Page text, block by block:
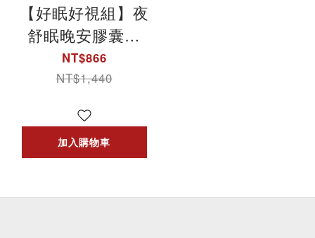
【好眠好視組】夜
舒眠晚安膠囊蔓
+金盞花萃取物(含
葉黃素)複方軟膠
方直營店(德國雙
心)
NT$866
NT$1,440
加入購物車